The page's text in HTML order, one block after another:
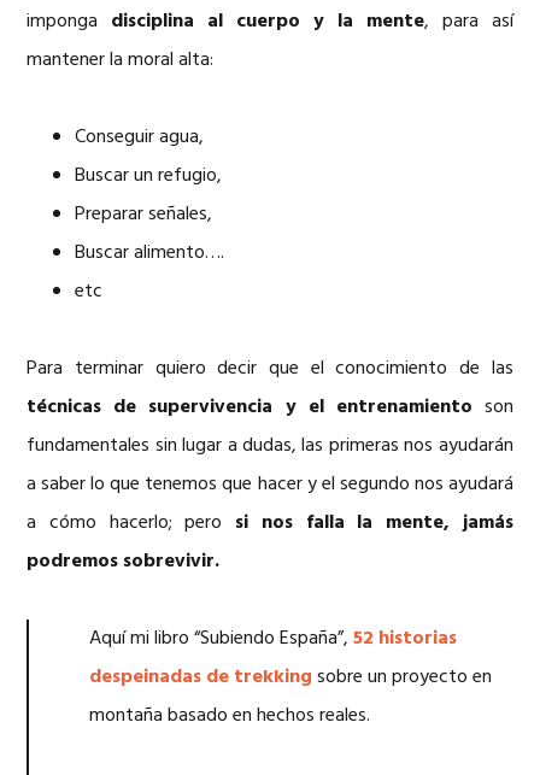
imponga disciplina al cuerpo y la mente, para así
mantener la moral alta:
Conseguir agua,
Buscar un refugio,
Preparar señales,
Buscar alimento….
etc
Para terminar quiero decir que el conocimiento de las
técnicas de supervivencia y el entrenamiento son
fundamentales sin lugar a dudas, las primeras nos ayudarán
a saber lo que tenemos que hacer y el segundo nos ayudará
a cómo hacerlo; pero si nos falla la mente, jamás
podremos sobrevivir.
Aquí mi libro “Subiendo España”,52 historias
despeinadas de trekking sobre un proyecto en
montaña basado en hechos reales.